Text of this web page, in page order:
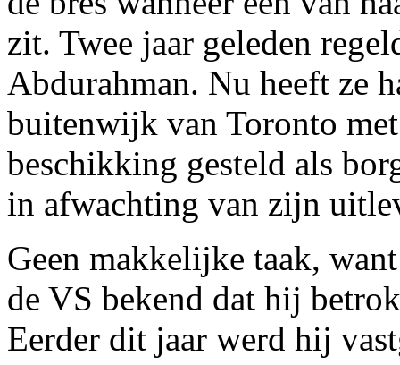
zit. Twee jaar geleden
Abdurahman. Nu heeft ze
buitenwijk van Toronto
beschikking gesteld als
in afwachting van zijn
Geen makkelijke taak,
de VS bekend dat hij
Eerder dit jaar werd hij